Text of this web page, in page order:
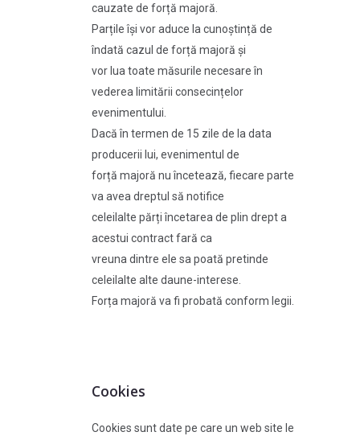
cauzate de forță majoră.
Parțile își vor aduce la cunoștință de
îndată cazul de forță majoră și
vor lua toate măsurile necesare în
vederea limitării consecințelor
evenimentului.
Dacă în termen de 15 zile de la data
producerii lui, evenimentul de
forță majoră nu încetează, fiecare parte
va avea dreptul să notifice
celeilalte părți încetarea de plin drept a
acestui contract fară ca
vreuna dintre ele sa poată pretinde
celeilalte alte daune-interese.
Forța majoră va fi probată conform legii.
Cookies
Cookies sunt date pe care un web site le